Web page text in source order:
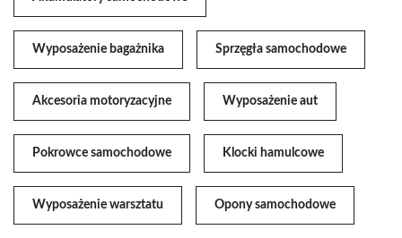
Wyposażenie bagażnika Sprzęgła samochodowe
Akcesoria motoryzacyjne Wyposażenie aut
Pokrowce samochodowe Klocki hamulcowe
Wyposażenie warsztatu Opony samochodowe